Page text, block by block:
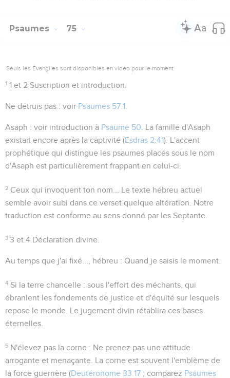
Psaumes 75
Seuls les Évangiles sont disponibles en vidéo pour le moment.
1 1 et 2 Suscription et introduction.
Ne détruis pas : voir Psaumes 57.1
Asaph : voir introduction à Psaume 50 . La famille d'Asaph
existait encore après la captivité (Esdras 2.41). L'accent
prophétique qui distingue les psaumes placés sous le nom
d'Asaph est particulièrement frappant en celui-ci.
2 Ceux qui invoquent ton nom...
Le texte hébreu actuel
semble avoir subi dans ce verset quelque altération. Notre
traduction est conforme au sens donné par les Septante.
3 3 et 4 Déclaration divine.
Au temps que j'ai fixé... , hébreu : Quand je saisis le moment
4 Si la terre chancelle : sous l'effort des méchants, qui
ébranlent les fondements de justice et d'équité sur lesquels
repose le monde. Le jugement divin rétablira ces bases
éternelles.
5 N'élevez pas la corne : Ne prenez pas une attitude
arrogante et menaçante. La corne est souvent l'emblème de
la force guerrière (Deutéronome 33.17 ; comparez Psaumes